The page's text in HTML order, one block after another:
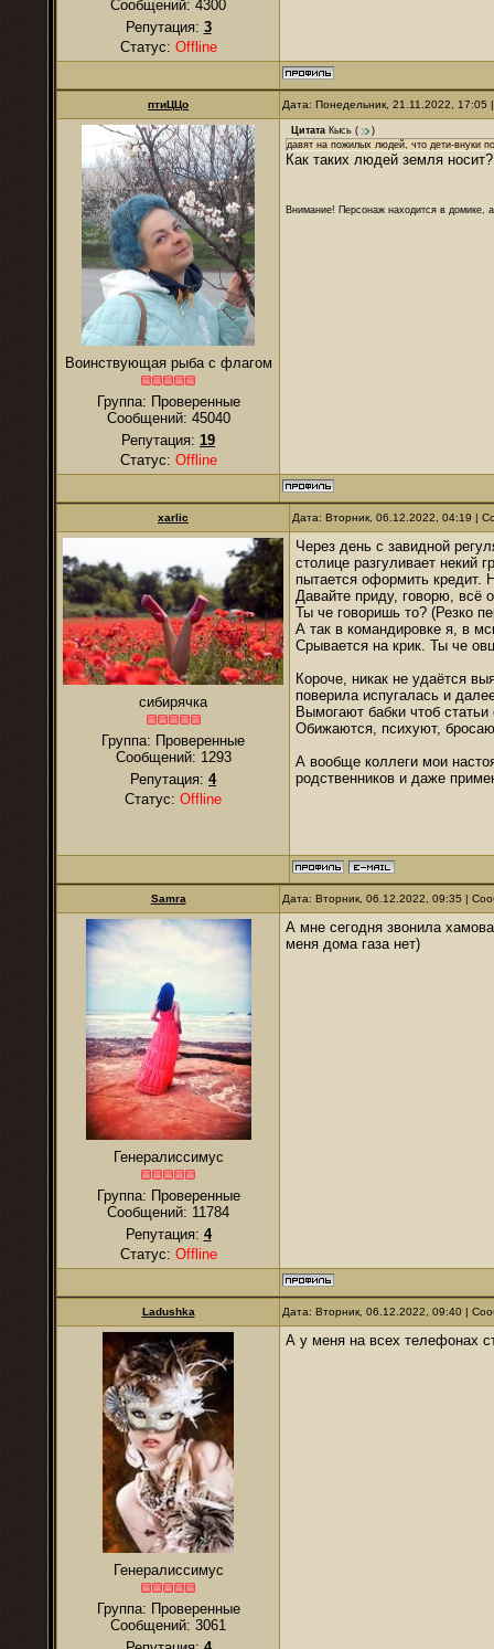
Сообщений: 4300
Репутация: 3
Статус: Offline
птиЦЦо Дата: Понедельник, 21.11.2022,
Воинствующая рыба с флагом
Группа: Проверенные
Сообщений: 45040
Репутация: 19
Статус: Offline
Цитата Кысь (
)
давят на пожилых людей, что дети-внуки
Как таких людей земля носит?
Внимание! Персонаж находится в домике,
xarlic Дата: Вторник, 06.12.2022, 04:19 |
сибирячка
Группа: Проверенные
Сообщений: 1293
Репутация: 4
Статус: Offline
Через день с завидной
столице разгуливает некий
пытается оформить кредит.
Давайте приду, говорю, всё
Ты че говоришь то? (Резко
А так в командировке я, в
Срывается на крик. Ты че
Короче, никак не удаётся
поверила испугалась и
Вымогают бабки чтоб
Обижаются, психуют,
А вообще коллеги мои
родственников и даже
Samra Дата: Вторник, 06.12.2022, 09:35 |
Генералиссимус
Группа: Проверенные
Сообщений: 11784
Репутация: 4
Статус: Offline
А мне сегодня звонила
меня дома газа нет)
Ladushkа Дата: Вторник, 06.12.2022, 09:40 |
Генералиссимус
Группа: Проверенные
Сообщений: 3061
А у меня на всех телефонах